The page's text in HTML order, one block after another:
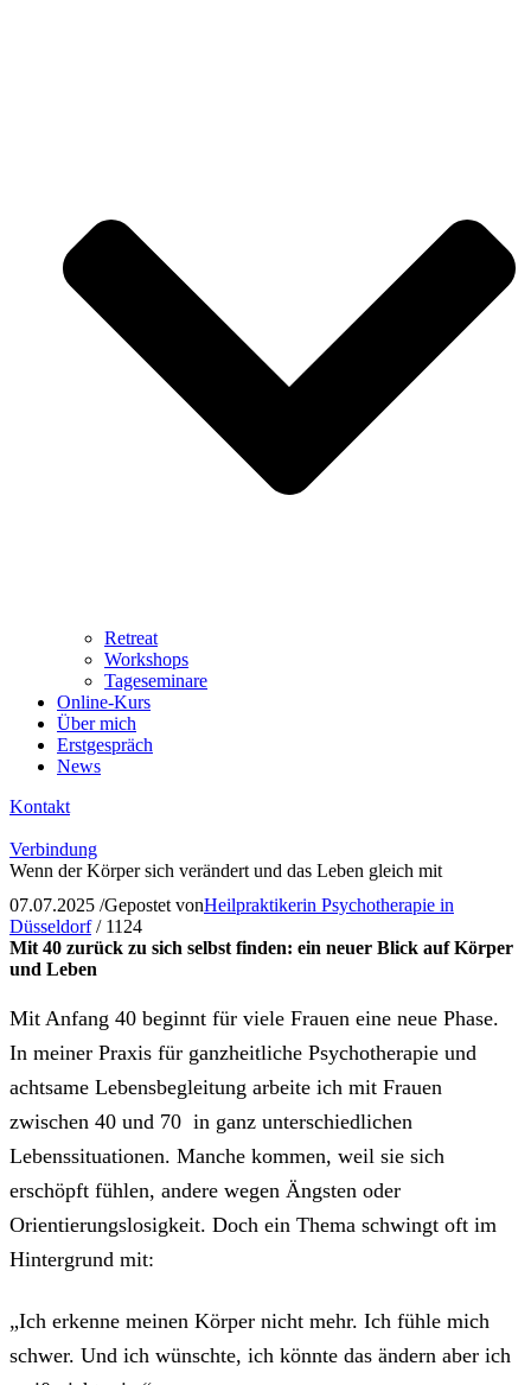
Retreat
Workshops
Tageseminare
Online-Kurs
Über mich
Erstgespräch
News
Kontakt
Verbindung
Wenn der Körper sich verändert und das Leben gleich mit
07.07.2025 /Gepostet vonHeilpraktikerin Psychotherapie in
Düsseldorf / 1124
Mit 40 zurück zu sich selbst finden: ein neuer Blick auf Körper
und Leben
Mit Anfang 40 beginnt für viele Frauen eine neue Phase.
In meiner Praxis für ganzheitliche Psychotherapie und
achtsame Lebensbegleitung arbeite ich mit Frauen
zwischen 40 und 70 in ganz unterschiedlichen
Lebenssituationen. Manche kommen, weil sie sich
erschöpft fühlen, andere wegen Ängsten oder
Orientierungslosigkeit. Doch ein Thema schwingt oft im
Hintergrund mit:
„Ich erkenne meinen Körper nicht mehr. Ich fühle mich
schwer. Und ich wünschte, ich könnte das ändern aber ich